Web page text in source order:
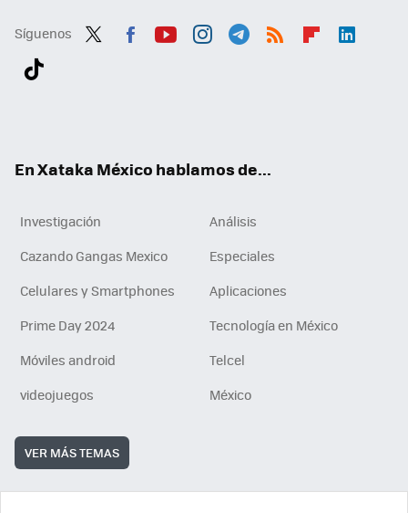
Síguenos
En Xataka México hablamos de...
Investigación
Análisis
Cazando Gangas Mexico
Especiales
Celulares y Smartphones
Aplicaciones
Prime Day 2024
Tecnología en México
Móviles android
Telcel
videojuegos
México
VER MÁS TEMAS